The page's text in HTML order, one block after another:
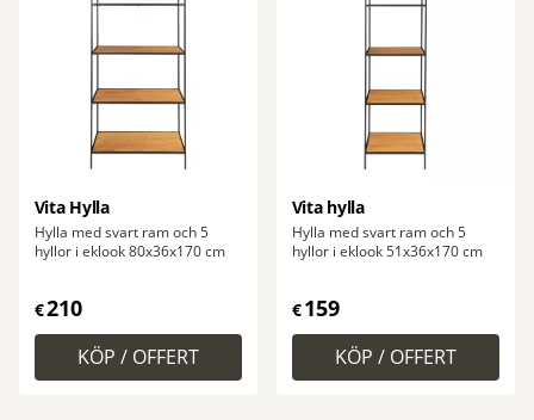
Vita Hylla
Hylla med svart ram och 5
hyllor i eklook 80x36x170 cm
€210
Vita hylla
Hylla med svart ram och 5
hyllor i eklook 51x36x170 cm
€159